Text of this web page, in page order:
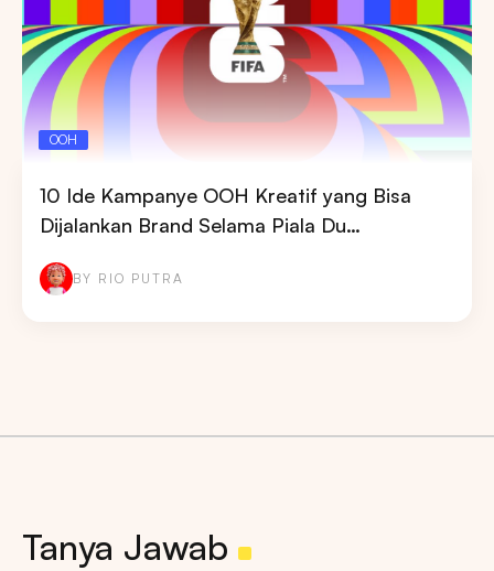
OOH
10 Ide Kampanye OOH Kreatif yang Bisa
Dijalankan Brand Selama Piala Du…
BY RIO PUTRA
Tanya Jawab